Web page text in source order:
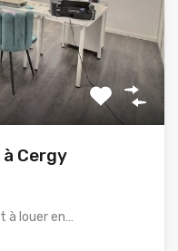
à Cergy
à louer en…